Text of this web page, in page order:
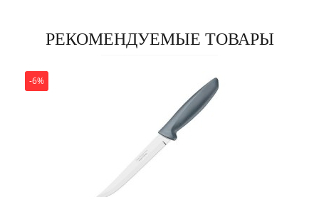
РЕКОМЕНДУЕМЫЕ ТОВАРЫ
-6%